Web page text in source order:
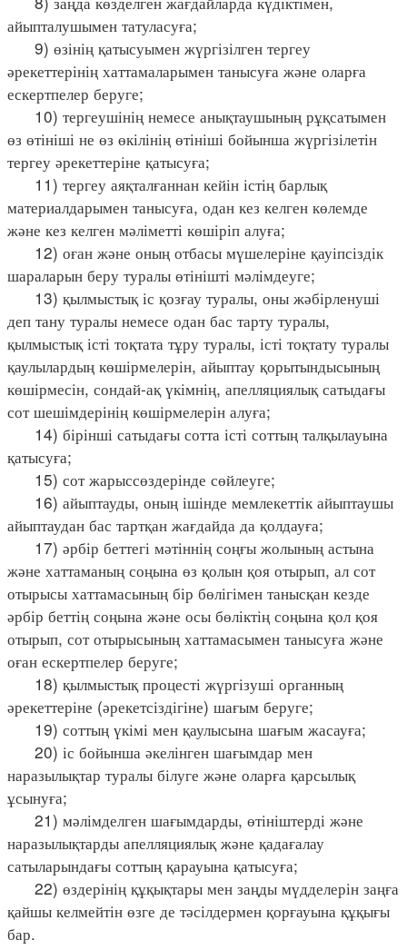
айыпталушымен татуласуға;
9) өзінің қатысуымен жүргізілген тергеу
әрекеттерінің хаттамаларымен танысуға және оларға
ескертпелер беруге;
10) тергеушінің немесе анықтаушының рұқсатымен
өз өтініші не өз өкілінің өтініші бойынша жүргізілетін
тергеу әрекеттеріне қатысуға;
11) тергеу аяқталғаннан кейін істің барлық
материалдарымен танысуға, одан кез келген көлемде
және кез келген мәліметті көшіріп алуға;
12) оған және оның отбасы мүшелеріне қауіпсіздік
шараларын беру туралы өтінішті мәлімдеуге;
13) қылмыстық іс қозғау туралы, оны жәбірленуші
деп тану туралы немесе одан бас тарту туралы,
қылмыстық істі тоқтата тұру туралы, істі тоқтату туралы
қаулылардың көшірмелерін, айыптау қорытындысының
көшірмесін, сондай-ақ үкімнің, апелляциялық сатыдағы
сот шешімдерінің көшірмелерін алуға;
14) бірінші сатыдағы сотта істі соттың талқылауына
қатысуға;
15) сот жарыссөздерінде сөйлеуге;
16) айыптауды, оның ішінде мемлекеттік айыптаушы
айыптаудан бас тартқан жағдайда да қолдауға;
17) әрбір беттегі мәтіннің соңғы жолының астына
және хаттаманың соңына өз қолын қоя отырып, ал сот
отырысы хаттамасының бір бөлігімен танысқан кезде
әрбір беттің соңына және осы бөліктің соңына қол қоя
отырып, сот отырысының хаттамасымен танысуға және
оған ескертпелер беруге;
18) қылмыстық процесті жүргізуші органның
әрекеттеріне (әрекетсіздігіне) шағым беруге;
19) соттың үкімі мен қаулысына шағым жасауға;
20) іс бойынша әкелінген шағымдар мен
наразылықтар туралы білуге және оларға қарсылық
ұсынуға;
21) мәлімделген шағымдарды, өтініштерді және
наразылықтарды апелляциялық және қадағалау
сатыларындағы соттың қарауына қатысуға;
22) өздерінің құқықтары мен заңды мүдделерін заңға
қайшы келмейтін өзге де тәсілдермен қорғауына құқығы
бар.